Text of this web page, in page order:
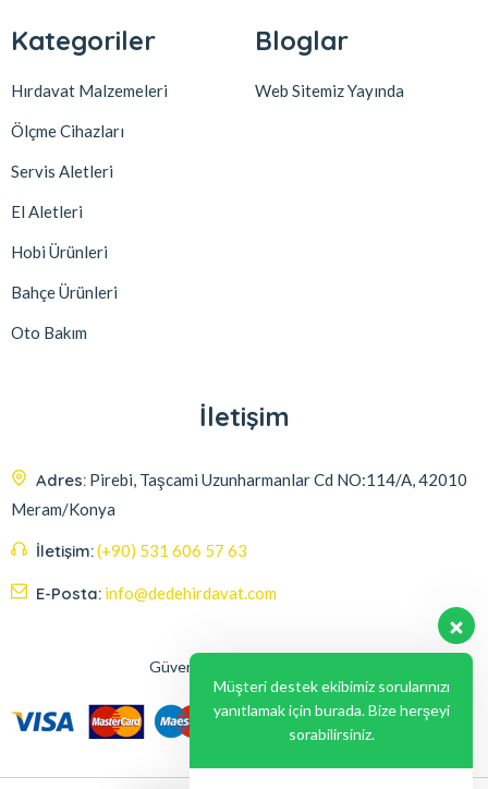
Kategoriler
Hırdavat Malzemeleri
Ölçme Cihazları
Servis Aletleri
El Aletleri
Hobi Ürünleri
Bahçe Ürünleri
Oto Bakım
Bloglar
Web Sitemiz Yayında
İletişim
Adres: Pirebi, Taşcami Uzunharmanlar Cd NO:114/A, 42010
Meram/Konya
İletişim:(+90) 531 606 57 63
E-Posta: info@dedehirdavat.com
Güvenli Ödeme Seçenekleri
Müşteri destek ekibimiz sorularınızı
yanıtlamak için burada. Bize herşeyi
sorabilirsiniz.